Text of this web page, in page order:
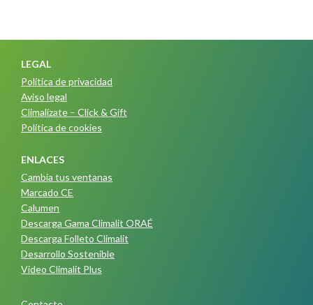
LEGAL
Política de privacidad
Aviso legal
Climalízate – Click & Gift
Política de cookies
ENLACES
Cambia tus ventanas
Marcado CE
Calumen
Descarga Gama Climalit ORAÉ
Descarga Folleto Climalit
Desarrollo Sostenible
Video Climalit Plus